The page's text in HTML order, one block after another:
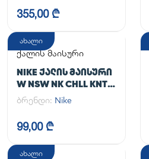
355,00 ₾
ახალი
ქალის მაისური
NIKE ᲥᲐᲚᲘᲡ ᲛᲐᲘᲡᲣᲠᲘ
W NSW NK CHLL KNT
MD CRP
ბრენდი: Nike
99,00 ₾
ახალი